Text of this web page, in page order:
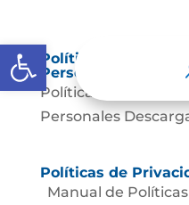
Abrir barra de
Política de
Personales.
Política de
Personales
Políticas de
Manual de